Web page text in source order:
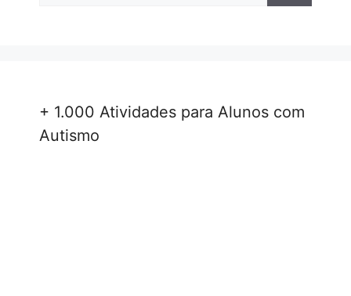
+ 1.000 Atividades para Alunos com
Autismo